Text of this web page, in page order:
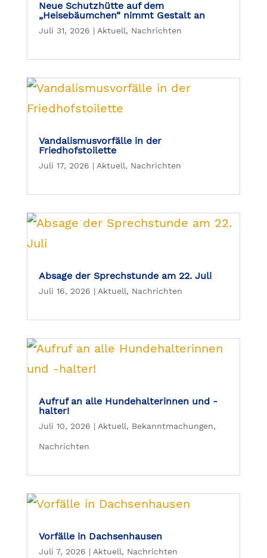
Neue Schutzhütte auf dem
„Heisebäumchen“ nimmt Gestalt an
Juli 31, 2026 | Aktuell, Nachrichten
Vandalismusvorfälle in der
Friedhofstoilette
Juli 17, 2026 | Aktuell, Nachrichten
Absage der Sprechstunde am 22. Juli
Juli 16, 2026 | Aktuell, Nachrichten
Aufruf an alle Hundehalterinnen und -
halter!
Juli 10, 2026 | Aktuell, Bekanntmachungen,
Nachrichten
Vorfälle in Dachsenhausen
Juli 7, 2026 | Aktuell, Nachrichten